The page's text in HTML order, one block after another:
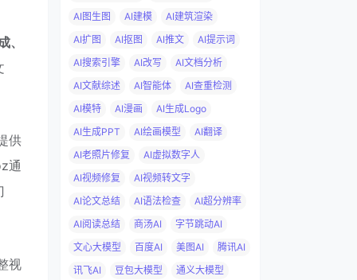
供
通
视
AI图生图
AI建模
AI建筑渲染
AI扩图
AI抠图 AI推文
AI提示词
AI搜索引擎
AI改写
AI文档分析
AI文献综述
AI智能体
AI查重检测
AI模特
AI漫画
AI生成Logo
AI生成PPT
AI绘画模型
AI翻译
AI老照片修复
AI虚拟数字人
AI视频修复
AI视频转文字
AI论文总结
AI语法检查
AI超分辨率
AI阅读总结
商汤AI
字节跳动AI
文心大模型
百度AI 美图AI
腾讯AI
讯飞AI
豆包大模型
通义大模型